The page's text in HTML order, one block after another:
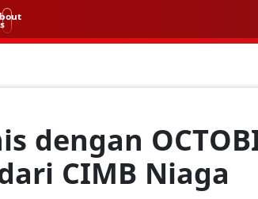
dengan
CIMB Niaga